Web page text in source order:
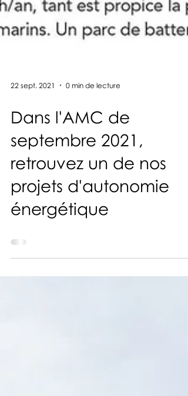
22 sept. 2021 0 min de lecture
Dans l'AMC de
septembre 2021,
retrouvez un de nos
projets d'autonomie
énergétique